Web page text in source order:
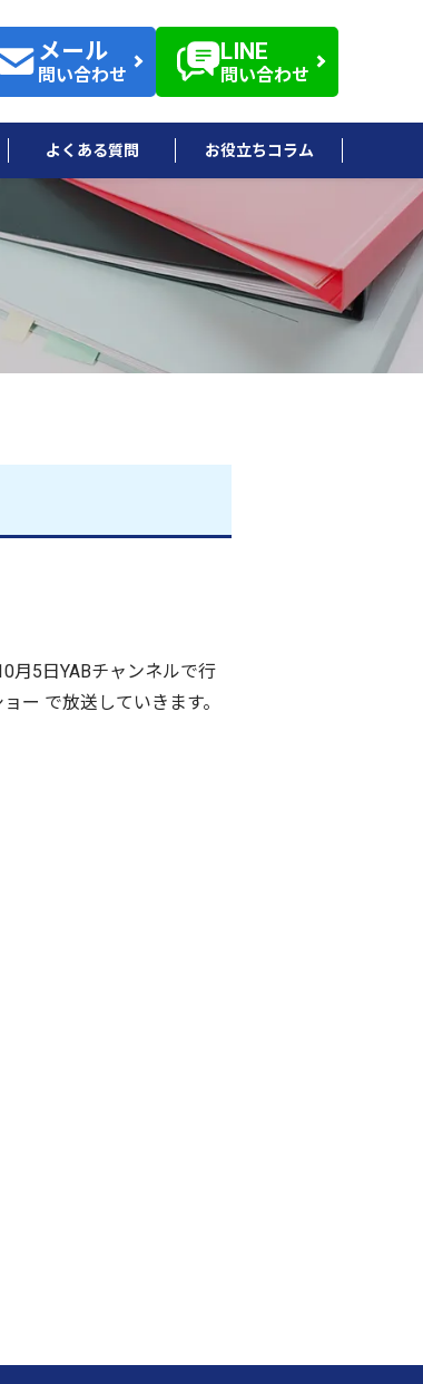
メール
問い合わせ
LINE
問い合わせ
よくある質問 お役立ちコラム
月5日YABチャンネルで行
で放送していきます。